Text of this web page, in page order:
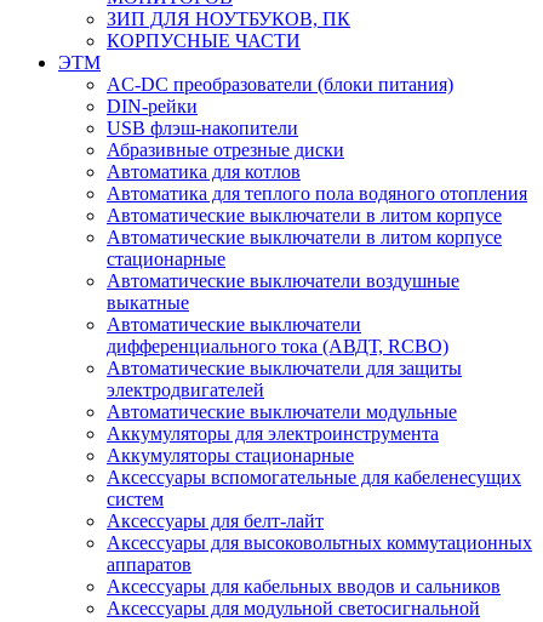
ЗИП ДЛЯ НОУТБУКОВ, ПК
КОРПУСНЫЕ ЧАСТИ
ЭТМ
AC-DC преобразователи (блоки питания)
DIN-рейки
USB флэш-накопители
Абразивные отрезные диски
Автоматика для котлов
Автоматика для теплого пола водяного отопления
Автоматические выключатели в литом корпусе
Автоматические выключатели в литом корпусе
стационарные
Автоматические выключатели воздушные
выкатные
Автоматические выключатели
дифференциального тока (АВДТ, RCBO)
Автоматические выключатели для защиты
электродвигателей
Автоматические выключатели модульные
Аккумуляторы для электроинструмента
Аккумуляторы стационарные
Аксессуары вспомогательные для кабеленесущих
систем
Аксессуары для белт-лайт
Аксессуары для высоковольтных коммутационных
аппаратов
Аксессуары для кабельных вводов и сальников
Аксессуары для модульной светосигнальной